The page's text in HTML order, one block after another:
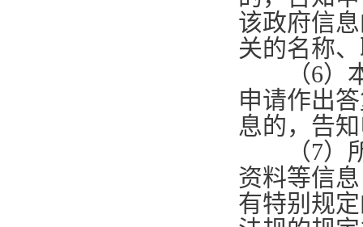
该政府信
关的名称
（6）
申请作出
息的，告
（7）
资料等信
有特别规